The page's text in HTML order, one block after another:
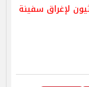
لإغراق سفينة